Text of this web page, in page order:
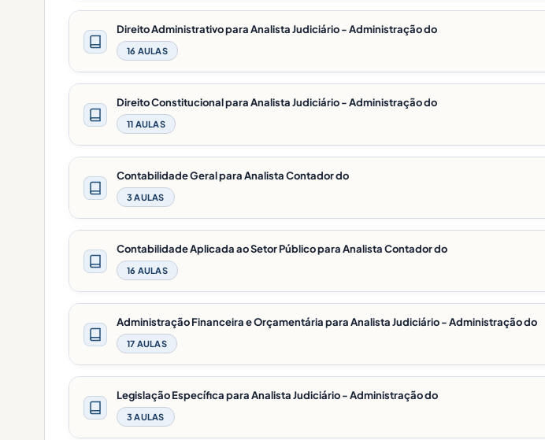
Direito Administrativo para Analista Judiciário - Administração do
16 AULAS
Direito Constitucional para Analista Judiciário - Administração do
11 AULAS
Contabilidade Geral para Analista Contador do
3 AULAS
Contabilidade Aplicada ao Setor Público para Analista Contador do
16 AULAS
Administração Financeira e Orçamentária para Analista Judiciário - Administração do
17 AULAS
Legislação Específica para Analista Judiciário - Administração do
3 AULAS